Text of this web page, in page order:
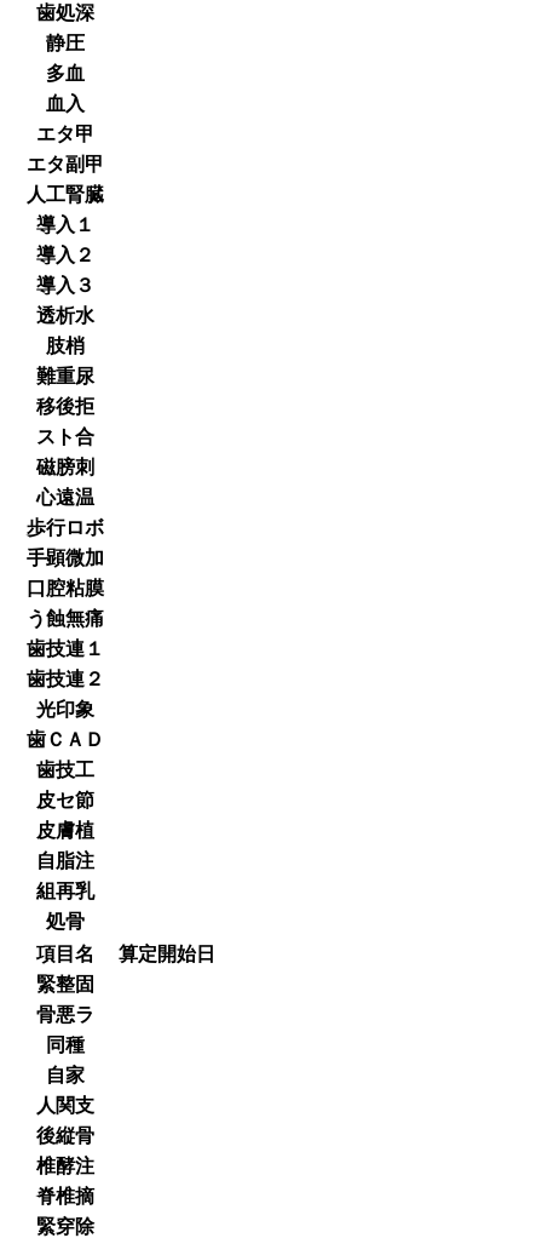
歯処深
静圧
多血
血入
エタ甲
エタ副甲
人工腎臓
導入１
導入２
導入３
透析水
肢梢
難重尿
移後拒
スト合
磁膀刺
心遠温
歩行ロボ
手顕微加
口腔粘膜
う蝕無痛
歯技連１
歯技連２
光印象
歯ＣＡＤ
歯技工
皮セ節
皮膚植
自脂注
組再乳
処骨
項目名
算定開始日
緊整固
骨悪ラ
同種
自家
人関支
後縦骨
椎酵注
脊椎摘
緊穿除